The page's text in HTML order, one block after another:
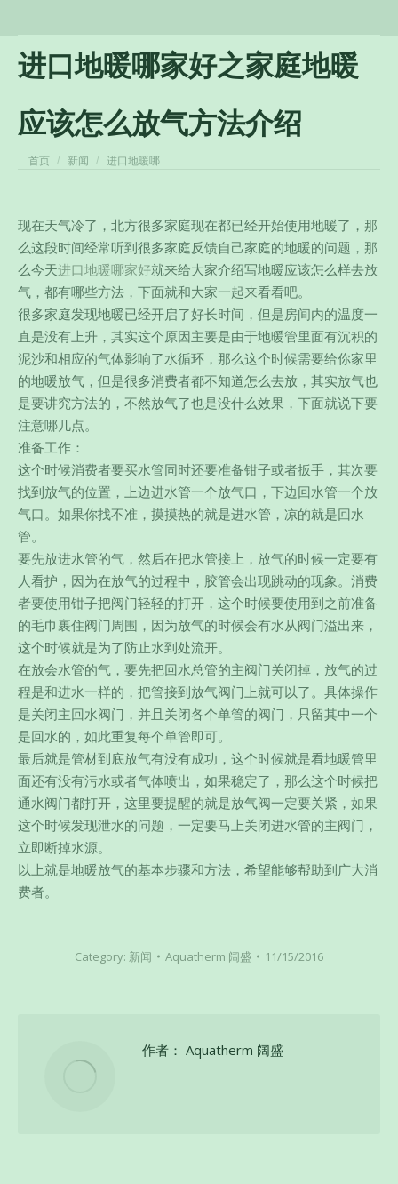
进口地暖哪家好之家庭地暖
应该怎么放气方法介绍
您在这里：
首页 新闻 进口地暖哪…
现在天气冷了，北方很多家庭现在都已经开始使用地暖了，那
么这段时间经常听到很多家庭反馈自己家庭的地暖的问题，那
么今天进口地暖哪家好就来给大家介绍写地暖应该怎么样去放
气，都有哪些方法，下面就和大家一起来看看吧。
很多家庭发现地暖已经开启了好长时间，但是房间内的温度一
直是没有上升，其实这个原因主要是由于地暖管里面有沉积的
泥沙和相应的气体影响了水循环，那么这个时候需要给你家里
的地暖放气，但是很多消费者都不知道怎么去放，其实放气也
是要讲究方法的，不然放气了也是没什么效果，下面就说下要
注意哪几点。
准备工作：
这个时候消费者要买水管同时还要准备钳子或者扳手，其次要
找到放气的位置，上边进水管一个放气口，下边回水管一个放
气口。如果你找不准，摸摸热的就是进水管，凉的就是回水
管。
要先放进水管的气，然后在把水管接上，放气的时候一定要有
人看护，因为在放气的过程中，胶管会出现跳动的现象。消费
者要使用钳子把阀门轻轻的打开，这个时候要使用到之前准备
的毛巾裹住阀门周围，因为放气的时候会有水从阀门溢出来，
这个时候就是为了防止水到处流开。
在放会水管的气，要先把回水总管的主阀门关闭掉，放气的过
程是和进水一样的，把管接到放气阀门上就可以了。具体操作
是关闭主回水阀门，并且关闭各个单管的阀门，只留其中一个
是回水的，如此重复每个单管即可。
最后就是管材到底放气有没有成功，这个时候就是看地暖管里
面还有没有污水或者气体喷出，如果稳定了，那么这个时候把
通水阀门都打开，这里要提醒的就是放气阀一定要关紧，如果
这个时候发现泄水的问题，一定要马上关闭进水管的主阀门，
立即断掉水源。
以上就是地暖放气的基本步骤和方法，希望能够帮助到广大消
费者。
Category: 新闻 Aquatherm 阔盛 11/15/2016
作者： Aquatherm 阔盛